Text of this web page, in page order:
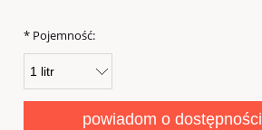
* Pojemność:
powiadom o dostępności